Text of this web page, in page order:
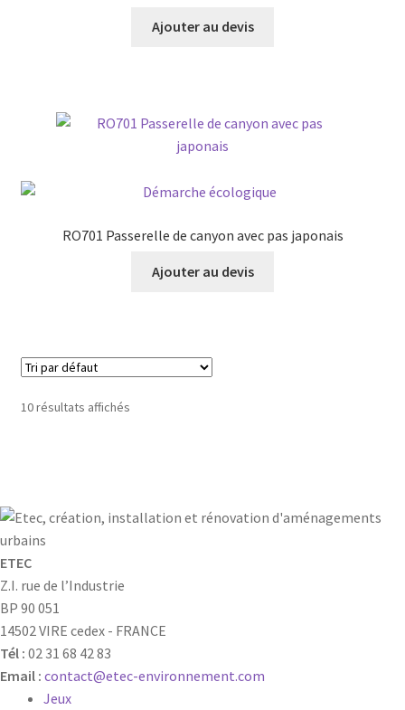
Ajouter au devis
RO701 Passerelle de canyon avec pas japonais
Ajouter au devis
10 résultats affichés
ETEC
Z.I. rue de l’Industrie
BP 90 051
14502 VIRE cedex - FRANCE
Tél : 02 31 68 42 83
Email : contact@etec-environnement.com
Jeux